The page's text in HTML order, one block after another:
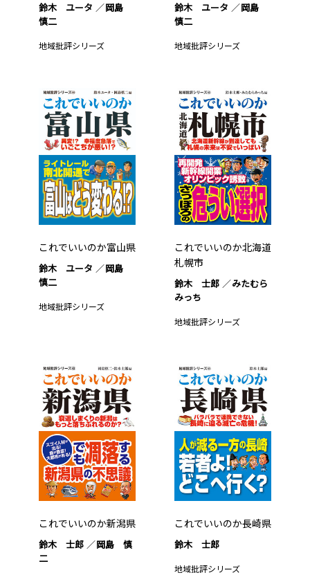
鈴木 ユータ
岡島
慎二
地域批評シリーズ
鈴木 ユータ
岡島
慎二
地域批評シリーズ
これでいいのか富山県
鈴木 ユータ
岡島
慎二
地域批評シリーズ
これでいいのか北海道
札幌市
鈴木 士郎
みたむら
みっち
地域批評シリーズ
これでいいのか新潟県
鈴木 士郎
岡島 慎
二
これでいいのか長崎県
鈴木 士郎
地域批評シリーズ